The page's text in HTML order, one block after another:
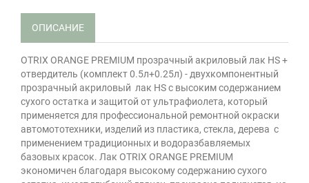
ОПИСАНИЕ
OTRIX ORANGE PREMIUM прозрачный акриловый лак HS +
отвердитель (комплект 0.5л+0.25л) - двухкомпонентный
прозрачный акриловый лак HS с высоким содержанием
сухого остатка и защитой от ультрафиолета, который
применяется для профессиональной ремонтной окраски
автомототехники, изделий из пластика, стекла, дерева с
применением традиционных и водоразбавляемых
базовых красок. Лак OTRIX ORANGE PREMIUM
экономичен благодаря высокому содержанию сухого